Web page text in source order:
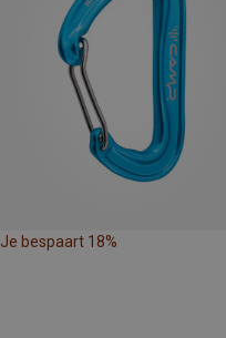
Je bespaart 18%